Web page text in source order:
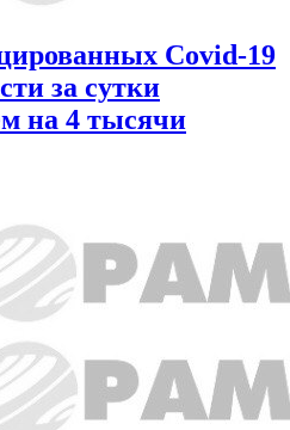
Covid-19
за сутки
на 4 тысячи